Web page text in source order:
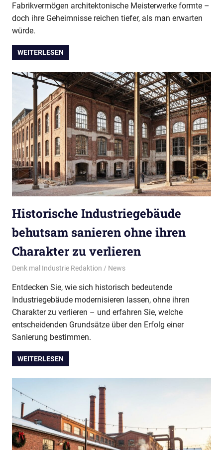
Fabrikvermögen architektonische Meisterwerke formte –
doch ihre Geheimnisse reichen tiefer, als man erwarten
würde.
WEITERLESEN
Historische Industriegebäude
behutsam sanieren ohne ihren
Charakter zu verlieren
31/07/2026
Denk mal Industrie Redaktion News
Entdecken Sie, wie sich historisch bedeutende
Industriegebäude modernisieren lassen, ohne ihren
Charakter zu verlieren – und erfahren Sie, welche
entscheidenden Grundsätze über den Erfolg einer
Sanierung bestimmen.
WEITERLESEN